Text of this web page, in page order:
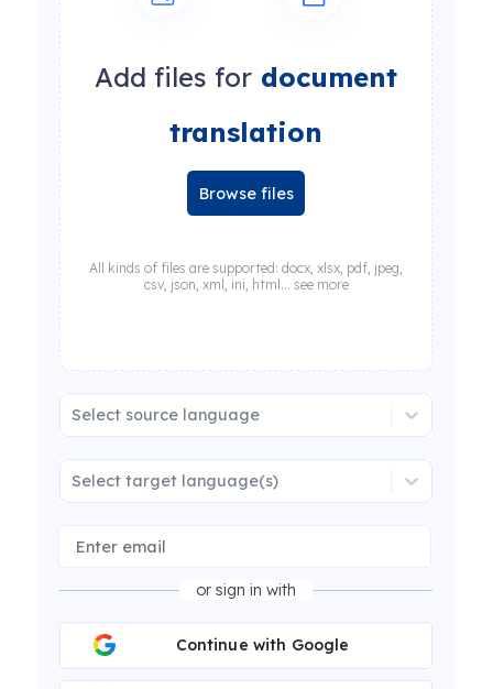
Add files for document
translation
Browse files
All kinds of files are supported: docx, xlsx, pdf, jpeg,
csv, json, xml, ini, html... see more
Select source language
Select target language(s)
or sign in with
Continue with Google